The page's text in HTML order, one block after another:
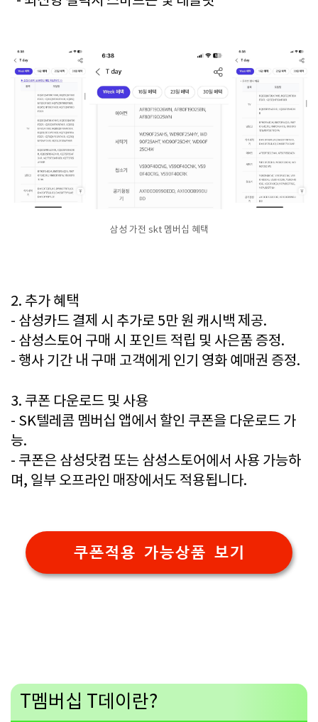
삼성 가전 skt 멤버십 혜택
2. 추가 혜택
- 삼성카드 결제 시 추가로 5만 원 캐시백 제공.
- 삼성스토어 구매 시 포인트 적립 및 사은품 증정.
- 행사 기간 내 구매 고객에게 인기 영화 예매권 증정.
3. 쿠폰 다운로드 및 사용
- SK텔레콤 멤버십 앱에서 할인 쿠폰을 다운로드 가
능.
- 쿠폰은 삼성닷컴 또는 삼성스토어에서 사용 가능하
며, 일부 오프라인 매장에서도 적용됩니다.
쿠폰적용 가능상품 보기
T멤버십 T데이란?